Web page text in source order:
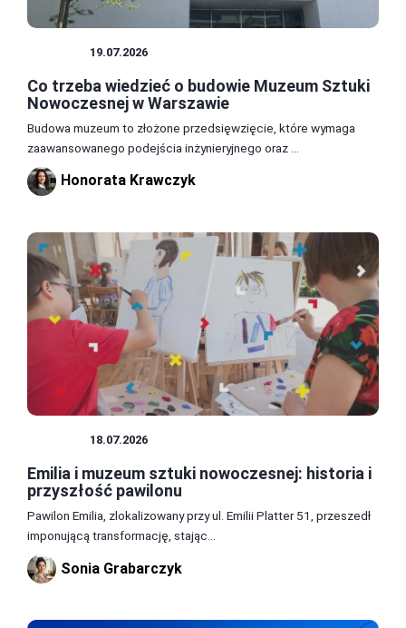
19.07.2026
Co trzeba wiedzieć o budowie Muzeum Sztuki
Nowoczesnej w Warszawie
Budowa muzeum to złożone przedsięwzięcie, które wymaga
zaawansowanego podejścia inżynieryjnego oraz ...
Honorata Krawczyk
18.07.2026
Emilia i muzeum sztuki nowoczesnej: historia i
przyszłość pawilonu
Pawilon Emilia, zlokalizowany przy ul. Emilii Platter 51, przeszedł
imponującą transformację, stając...
Sonia Grabarczyk